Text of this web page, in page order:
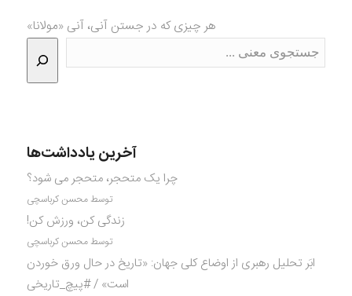
هر چیزی که در جستن آنی، آنی «مولانا»
آخرین یادداشت‌ها
چرا یک متحجر، متحجر می شود؟
توسط محسن کرباسچی
زندگی کن، ورزش کن!
توسط محسن کرباسچی
ابَر تحلیل رهبری از اوضاع کلی جهان: «تاریخ در حال ورق خوردن
است» / #پیچ_تاریخی